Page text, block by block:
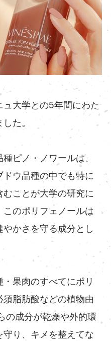
大学との5年間にわた
た。
ピノ・ノワールは、
ウ品種の中でも特に
ことが大学の研究に
のポリフェノールは
かさを守る成分とし
果肉のすべてにポリ
脂肪酸などの植物由
の成分が乾燥や外的環
り、キメを整えてな